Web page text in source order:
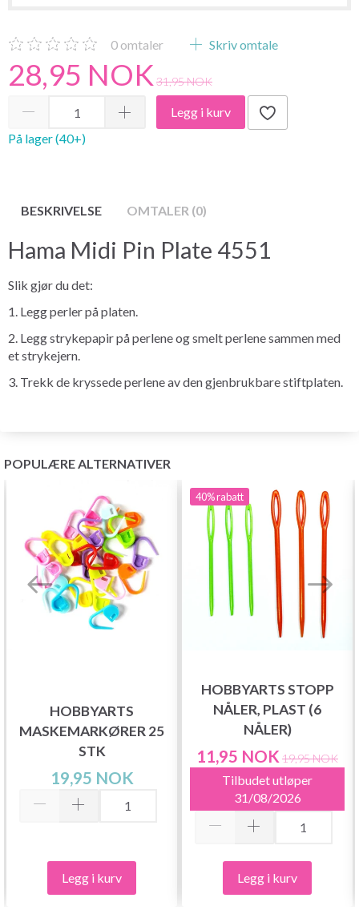
0 omtaler Skriv omtale
28,95 NOK 31,95 NOK
Legg i kurv
På lager (40+)
BESKRIVELSE OMTALER (0)
Hama Midi Pin Plate 4551
Slik gjør du det:
1. Legg perler på platen.
2. Legg strykepapir på perlene og smelt perlene sammen med
et strykejern.
3. Trekk de kryssede perlene av den gjenbrukbare stiftplaten.
POPULÆRE ALTERNATIVER
HOBBYARTS
MASKEMARKØRER 25
STK
19,95 NOK
Legg i kurv
40%rabatt
HOBBYARTS STOPP
NÅLER, PLAST (6
NÅLER)
11,95 NOK 19,95 NOK
Tilbudet utløper
31/08/2026
Legg i kurv